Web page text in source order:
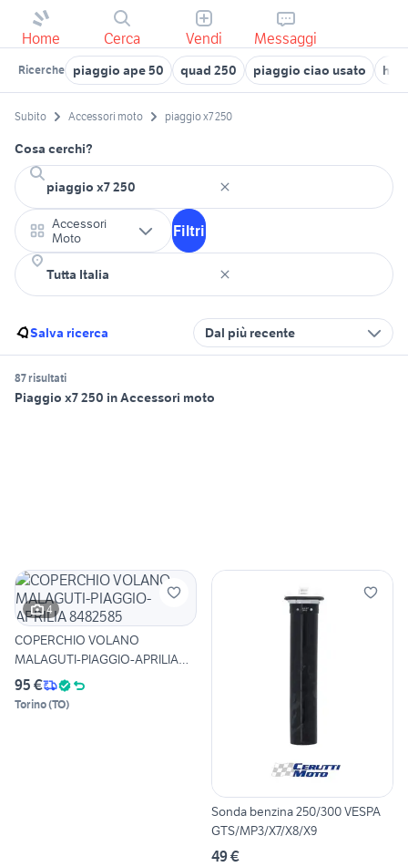
Home Cerca Vendi Messaggi
Ricerche piaggio ape 50 quad 250 piaggio ciao usato
Subito Accessori moto piaggio x7 250
Cosa cerchi?
Accessori
Moto
Filtri
Salva ricerca Dal più recente
87 risultati
Piaggio x7 250 in Accessori moto
4
COPERCHIO VOLANO
MALAGUTI-PIAGGIO-APRILIA
8482585
95 €
Torino(TO)
Sonda benzina 250/300 VESPA
GTS/MP3/X7/X8/X9
49 €